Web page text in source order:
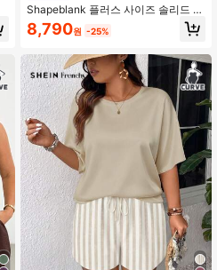
Shapeblank 플러스 사이즈 솔리드 컬
러 캐주얼 반팔 탑과 숏츠 세트, 여름
8,790원 -25%